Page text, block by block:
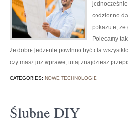
codzienne
pokazuje, że
Polecamy
że dobre jedzenie powinno być dla
czy masz już wprawę, tutaj znajdziesz
CATEGORIES: NOWE TECHNOLOGIE
Ślubne DIY